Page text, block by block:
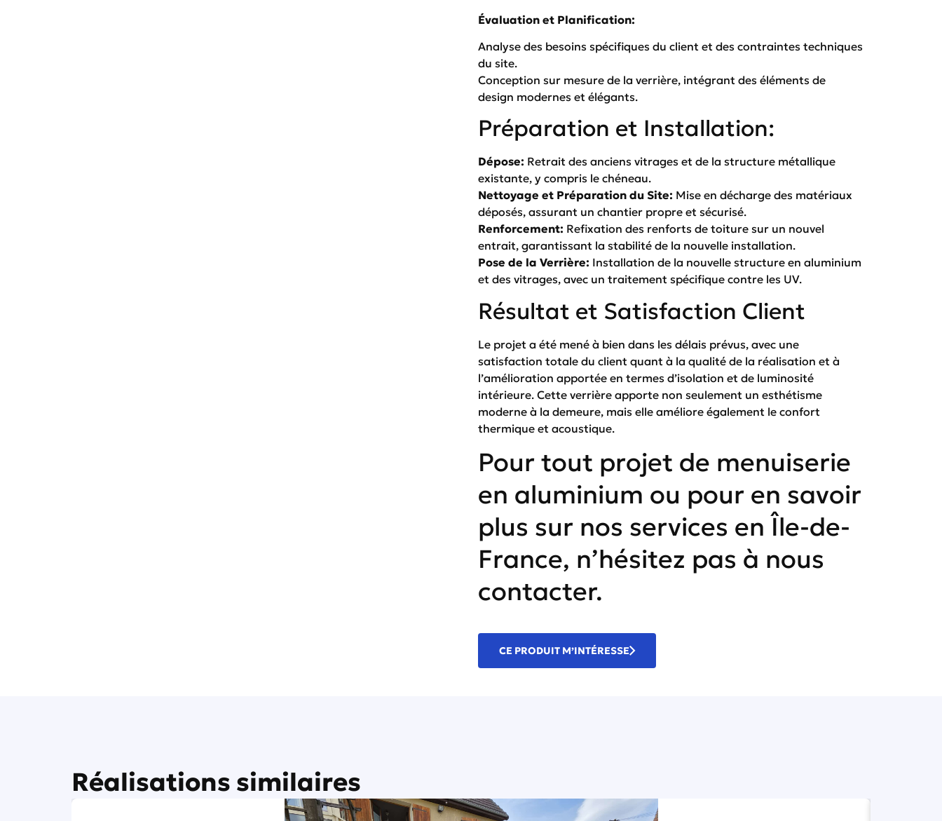
Évaluation et Planification:
Analyse des besoins spécifiques du client et des contraintes techniques
du site.
Conception sur mesure de la verrière, intégrant des éléments de
design modernes et élégants.
Préparation et Installation:
Dépose: Retrait des anciens vitrages et de la structure métallique
existante, y compris le chéneau.
Nettoyage et Préparation du Site: Mise en décharge des matériaux
déposés, assurant un chantier propre et sécurisé.
Renforcement: Refixation des renforts de toiture sur un nouvel
entrait, garantissant la stabilité de la nouvelle installation.
Pose de la Verrière: Installation de la nouvelle structure en aluminium
et des vitrages, avec un traitement spécifique contre les UV.
Résultat et Satisfaction Client
Le projet a été mené à bien dans les délais prévus, avec une
satisfaction totale du client quant à la qualité de la réalisation et à
l’amélioration apportée en termes d’isolation et de luminosité
intérieure. Cette verrière apporte non seulement un esthétisme
moderne à la demeure, mais elle améliore également le confort
thermique et acoustique.
Pour tout projet de menuiserie
en aluminium ou pour en savoir
plus sur nos services en Île-de-
France, n’hésitez pas à nous
contacter.
CE PRODUIT M’INTÉRESSE
Réalisations similaires